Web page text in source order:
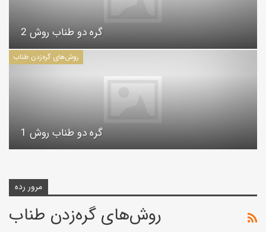
گره دو طناب روش 2
روش‌های گره‌زدن طناب
گره دو طناب روش 1
مرور رده
روش‌های گره‌زدن طناب